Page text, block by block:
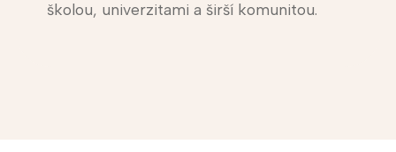
školou, univerzitami a širší komunitou.